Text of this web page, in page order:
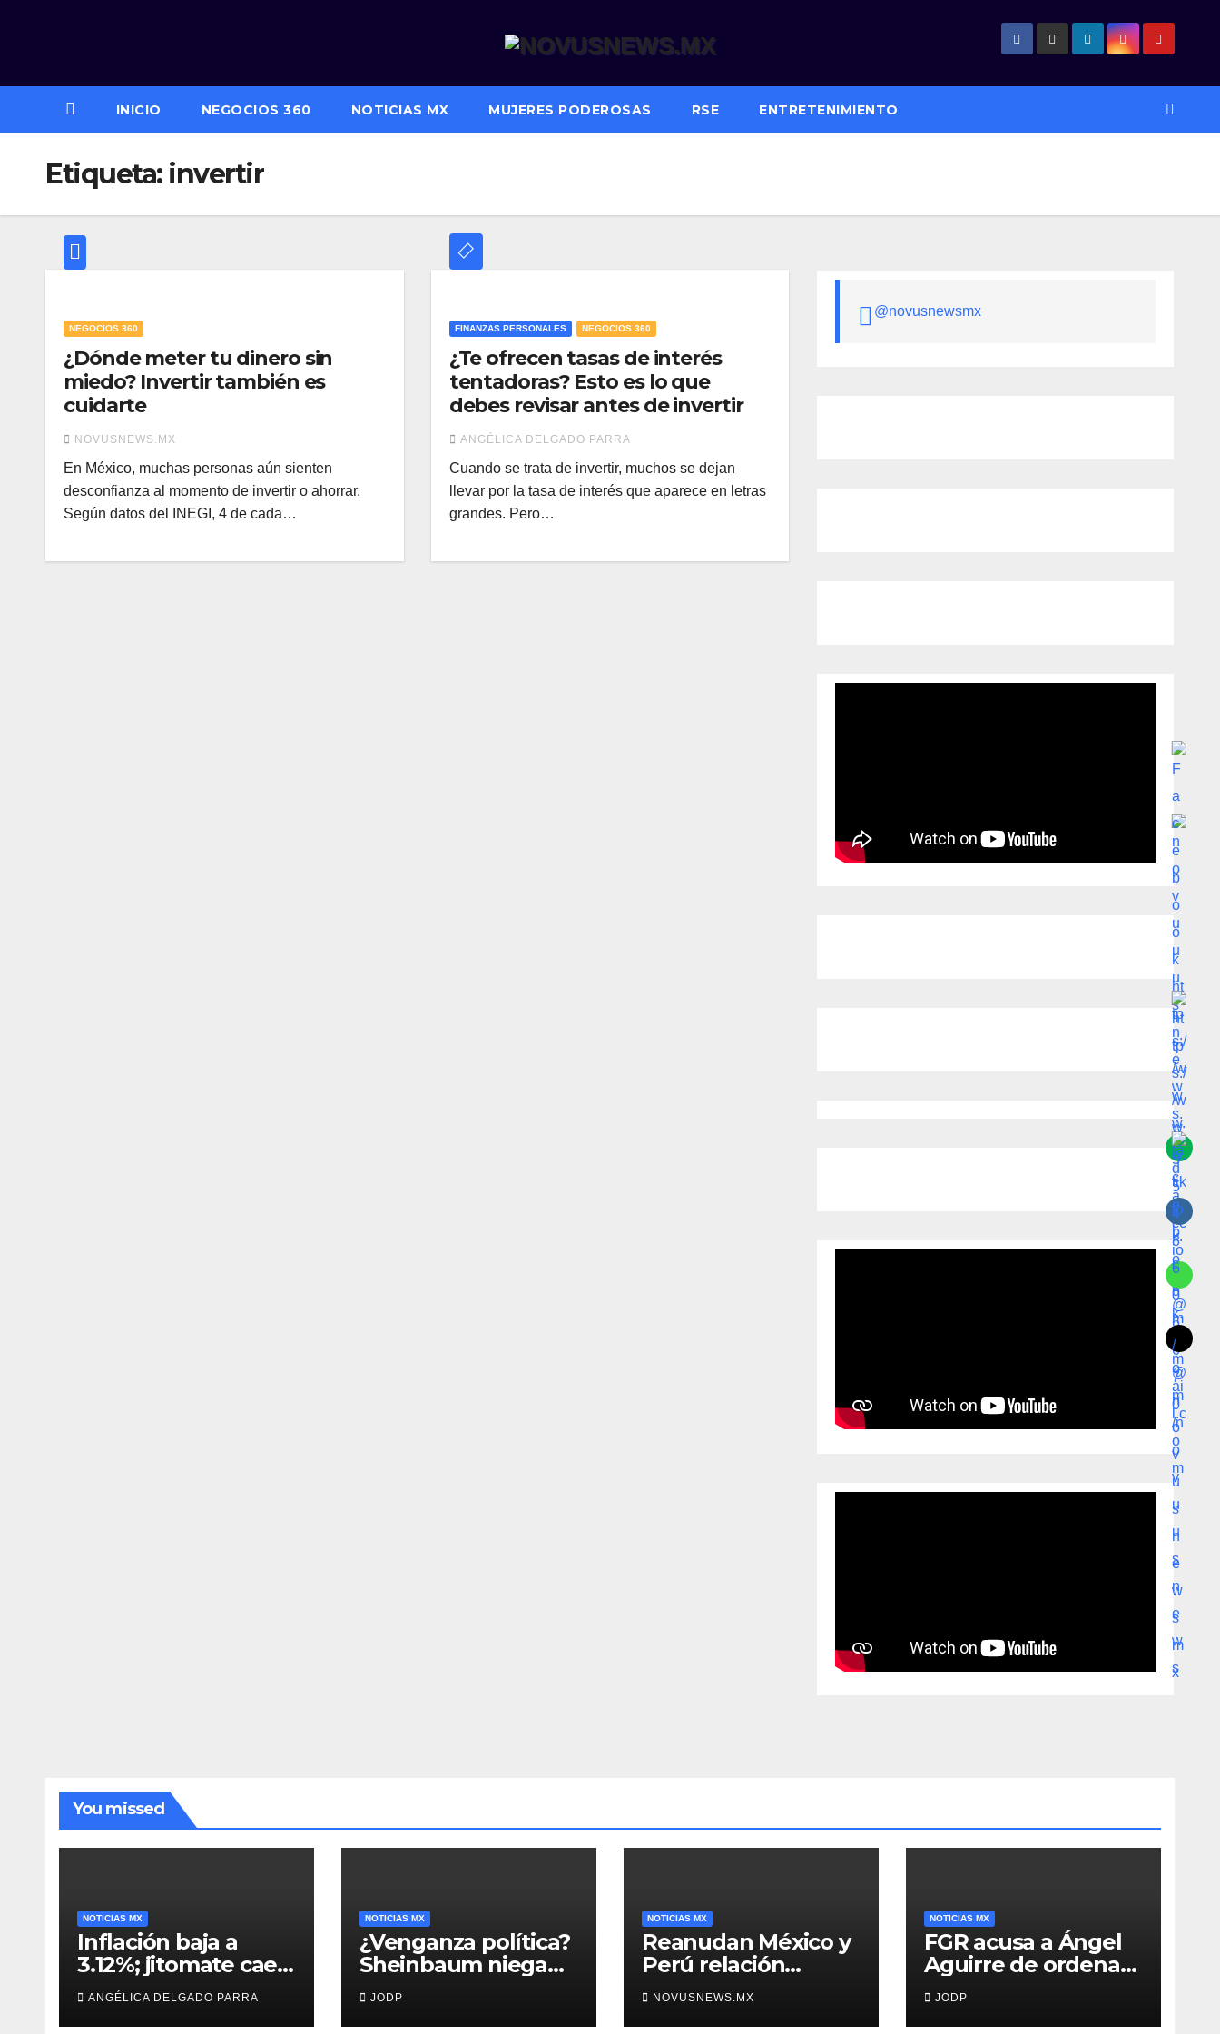
INICIO NEGOCIOS 360 NOTICIAS MX MUJERES PODEROSAS RSE ENTRETENIMIENTO
Etiqueta: invertir
NEGOCIOS 360
¿Dónde meter tu dinero sin
miedo? Invertir también es
cuidarte
NOVUSNEWS.MX
En México, muchas personas aún sienten
desconfianza al momento de invertir o ahorrar.
Según datos del INEGI, 4 de cada…
FINANZAS PERSONALES NEGOCIOS 360
¿Te ofrecen tasas de interés
tentadoras? Esto es lo que
debes revisar antes de invertir
ANGÉLICA DELGADO PARRA
Cuando se trata de invertir, muchos se dejan
llevar por la tasa de interés que aparece en letras
grandes. Pero…
@novusnewsmx
You missed
NOTICIAS MX
Inflación baja a
3.12%; jitomate cae
29%, pero cebolla y
vuelos se encarecen
ANGÉLICA DELGADO PARRA
NOTICIAS MX
¿Venganza política?
Sheinbaum niega
mano negra en
captura de Ángel
JODP
NOTICIAS MX
Reanudan México y
Perú relación
diplomática
NOVUSNEWS.MX
NOTICIAS MX
FGR acusa a Ángel
Aguirre de ordenar
destruir videos
clave del caso
JODP